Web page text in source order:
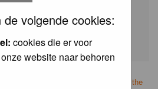
volgende cookies:
cookies die er voor
website naar behoren
search on the